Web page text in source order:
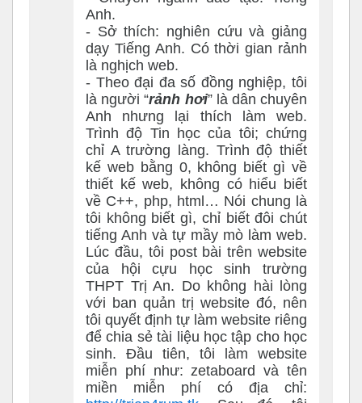
Anh.
- Sở thích: nghiên cứu và giảng
dạy Tiếng Anh. Có thời gian rảnh
là nghịch web.
- Theo đại đa số đồng nghiệp, tôi
là người “rảnh hơi” là dân chuyên
Anh nhưng lại thích làm web.
Trình độ Tin học của tôi; chứng
chỉ A trường làng. Trình độ thiết
kế web bằng 0, không biết gì về
thiết kế web, không có hiểu biết
về C++, php, html… Nói chung là
tôi không biết gì, chỉ biết đôi chút
tiếng Anh và tự mầy mò làm web.
Lúc đầu, tôi post bài trên website
của hội cựu học sinh trường
THPT Trị An. Do không hài lòng
với ban quản trị website đó, nên
tôi quyết định tự làm website riêng
để chia sẻ tài liệu học tập cho học
sinh. Đầu tiên, tôi làm website
miễn phí như: zetaboard và tên
miền miễn phí có địa chỉ: